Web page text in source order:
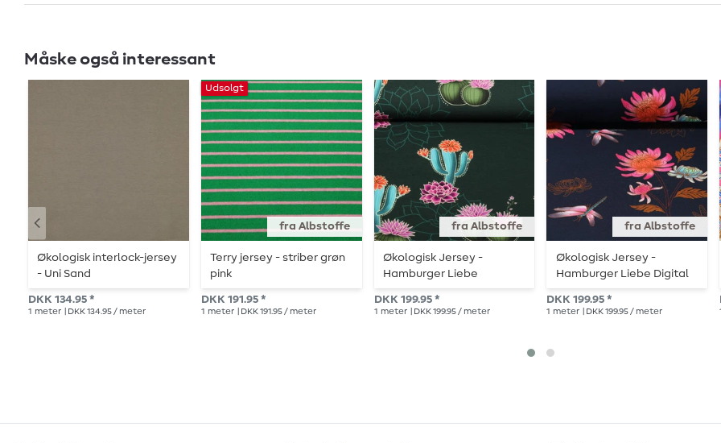
Måske også interessant
Økologisk interlock-jersey
- Uni Sand
DKK 134.95 *
1 meter | DKK 134.95 / meter
fra Albstoffe
Udsolgt
Terry jersey - striber grøn
pink
DKK 191.95 *
1 meter | DKK 191.95 / meter
fra Albstoffe
Økologisk Jersey -
Hamburger Liebe
Western Fairy Tales
Prairie Blossom Green
DKK 199.95 *
1 meter | DKK 199.95 / meter
fra Albstoffe
Økologisk Jersey -
Hamburger Liebe Digital
Print Queens United
Beautiful Navy
DKK 199.95 *
1 meter | DKK 199.95 / meter